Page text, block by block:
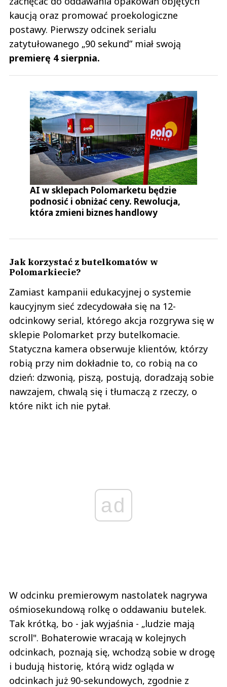
kaucją oraz promować proekologiczne
postawy. Pierwszy odcinek serialu
zatytułowanego „90 sekund” miał swoją
premierę 4 sierpnia.
AI w sklepach Polomarketu będzie
podnosić i obniżać ceny. Rewolucja,
która zmieni biznes handlowy
Jak korzystać z butelkomatów w
Polomarkiecie?
Zamiast kampanii edukacyjnej o systemie
kaucyjnym sieć zdecydowała się na 12-
odcinkowy serial, którego akcja rozgrywa się w
sklepie Polomarket przy butelkomacie.
Statyczna kamera obserwuje klientów, którzy
robią przy nim dokładnie to, co robią na co
dzień: dzwonią, piszą, postują, doradzają sobie
nawzajem, chwalą się i tłumaczą z rzeczy, o
które nikt ich nie pytał.
ad
W odcinku premierowym nastolatek nagrywa
ośmiosekundową rolkę o oddawaniu butelek.
Tak krótką, bo - jak wyjaśnia - „ludzie mają
scroll". Bohaterowie wracają w kolejnych
odcinkach, poznają się, wchodzą sobie w drogę
i budują historię, którą widz ogląda w
odcinkach już 90-sekundowych, zgodnie z